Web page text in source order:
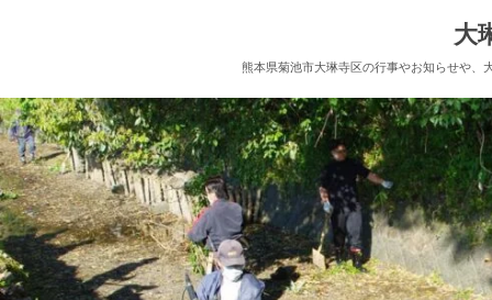
大
熊本県菊池市大琳寺区の行事やお知らせや、